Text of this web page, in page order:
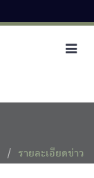
รายละเอียดข่าว